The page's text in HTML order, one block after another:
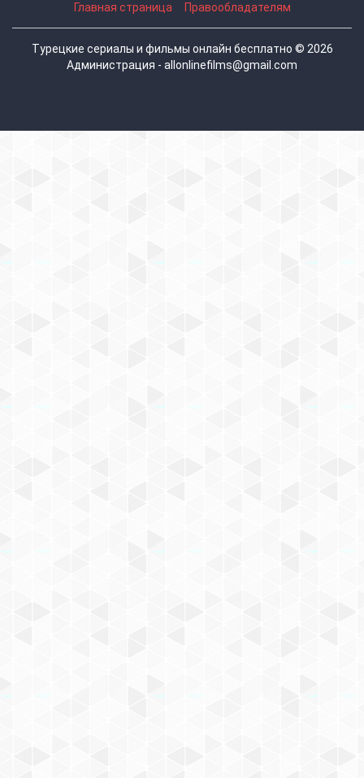
Главная страница Правообладателям
Турецкие сериалы и фильмы онлайн бесплатно © 2026
Администрация - allonlinefilms@gmail.com